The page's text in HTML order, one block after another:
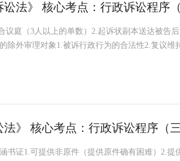
法》 核心考点：行政诉讼程序（
议庭（3人以上的单数）2.起诉状副本送达被告
除外审理对象1.被诉行政行为的合法性2.复议
》 核心考点：行政诉讼程序（三
书证1.可提供非原件（提供原件确有困难）2.提